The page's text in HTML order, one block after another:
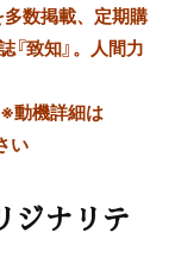
数掲載、定期購
致知』。人間力
※動機詳細は
い
ジナリテ